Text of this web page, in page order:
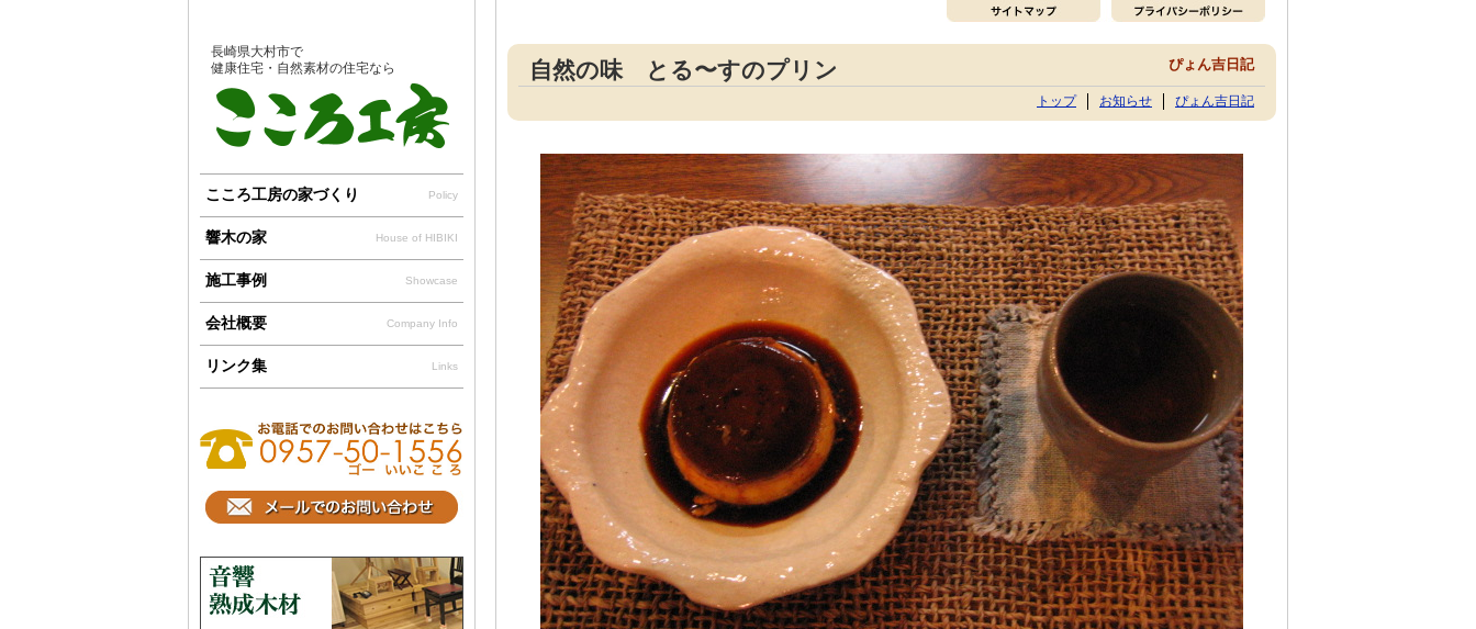
自然の味 とる〜すのプリン ぴょん吉日記
トップ お知らせ ぴょん吉日記
長崎県大村市で
健康住宅・自然素材の住宅なら
こころ工房の家づくり Policy
響木の家 House of HIBIKI
施工事例 Showcase
会社概要 Company Info
リンク集 Links